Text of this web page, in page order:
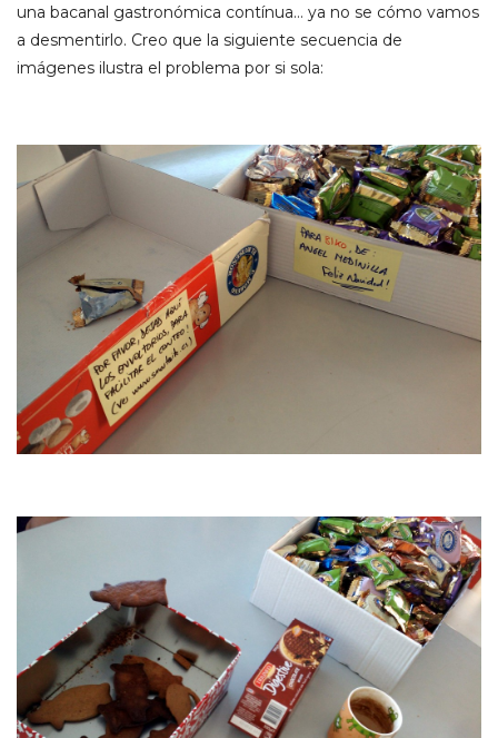
una bacanal gastronómica contínua… ya no se cómo vamos
a desmentirlo. Creo que la siguiente secuencia de
imágenes ilustra el problema por si sola: